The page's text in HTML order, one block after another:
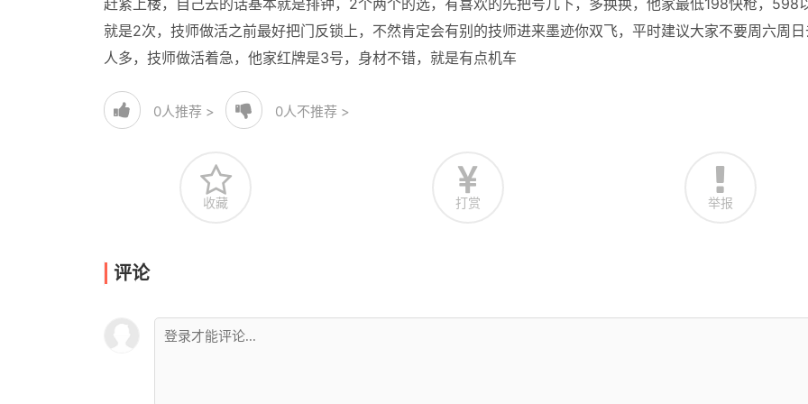
赶紧上楼，自己去的话基本就是排钟，2个两个的选，有喜欢的先把号几下，多换换，他家最低198快枪，598
就是2次，技师做活之前最好把门反锁上，不然肯定会有别的技师进来墨迹你双飞，平时建议大家不要周六周日
人多，技师做活着急，他家红牌是3号，身材不错，就是有点机车
0人推荐 > 0人不推荐 >
收藏 打赏 举报
评论